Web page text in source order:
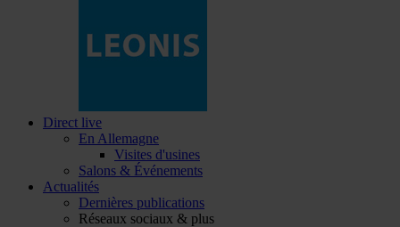
Direct live
En Allemagne
Visites d'usines
Salons & Événements
Actualités
Dernières publications
Réseaux sociaux & plus